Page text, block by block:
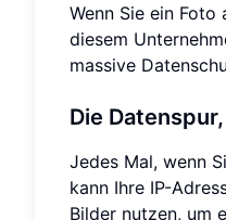
Wenn Sie ein
diesem
massive
Die
Jedes Mal, wenn
kann Ihre IP-
Bilder nutzen, um